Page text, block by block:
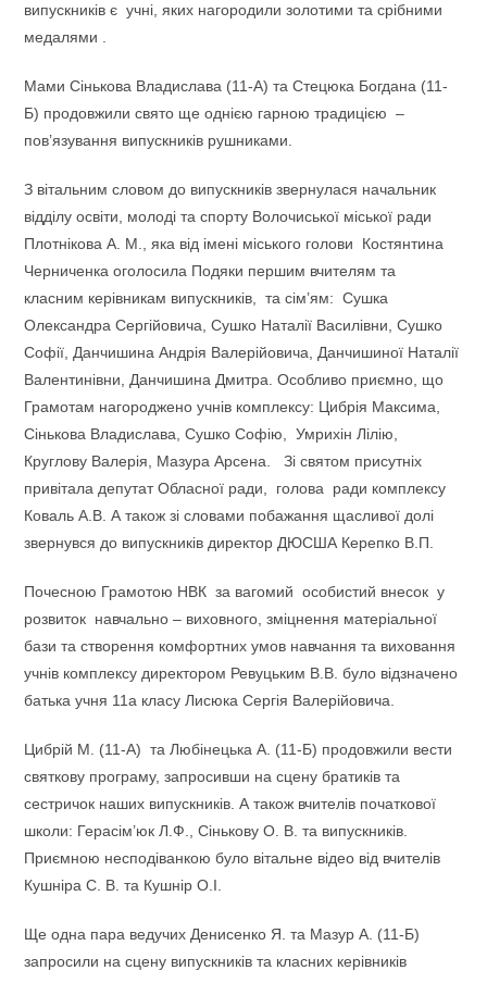
випускників є учні, яких нагородили золотими та срібними
медалями .
Мами Сінькова Владислава (11-А) та Стецюка Богдана (11-
Б) продовжили свято ще однією гарною традицією –
пов’язування випускників рушниками.
З вітальним словом до випускників звернулася начальник
відділу освіти, молоді та спорту Волочиської міської ради
Плотнікова А. М., яка від імені міського голови Костянтина
Черниченка оголосила Подяки першим вчителям та
класним керівникам випускників, та сім’ям: Сушка
Олександра Сергійовича, Сушко Наталії Василівни, Сушко
Софії, Данчишина Андрія Валерійовича, Данчишиної Наталії
Валентинівни, Данчишина Дмитра. Особливо приємно, що
Грамотам нагороджено учнів комплексу: Цибрія Максима,
Сінькова Владислава, Сушко Софію, Умрихін Лілію,
Круглову Валерія, Мазура Арсена. Зі святом присутніх
привітала депутат Обласної ради, голова ради комплексу
Коваль А.В. А також зі словами побажання щасливої долі
звернувся до випускників директор ДЮСША Керепко В.П.
Почесною Грамотою НВК за вагомий особистий внесок у
розвиток навчально – виховного, зміцнення матеріальної
бази та створення комфортних умов навчання та виховання
учнів комплексу директором Ревуцьким В.В. було відзначено
батька учня 11а класу Лисюка Сергія Валерійовича.
Цибрій М. (11-А) та Любінецька А. (11-Б) продовжили вести
святкову програму, запросивши на сцену братиків та
сестричок наших випускників. А також вчителів початкової
школи: Герасім’юк Л.Ф., Сінькову О. В. та випускників.
Приємною несподіванкою було вітальне відео від вчителів
Кушніра С. В. та Кушнір О.І.
Ще одна пара ведучих Денисенко Я. та Мазур А. (11-Б)
запросили на сцену випускників та класних керівників